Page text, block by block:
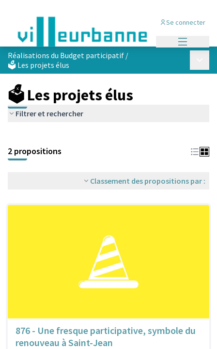
Se connecter
Réalisations du Budget participatif /
🗳️ Les projets élus
🗳️ Les projets élus
Filtrer et rechercher
+
−
2 propositions
Classement des propositions par :
876 - Une fresque participative, symbole du
renouveau à Saint-Jean